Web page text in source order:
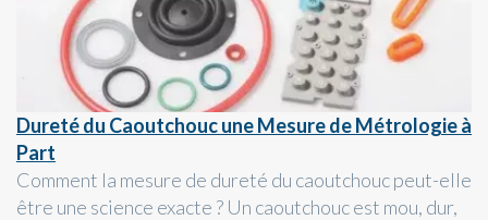
Dureté du Caoutchouc une Mesure de Métrologie à
Part
Comment la mesure de dureté du caoutchouc peut-elle
être une science exacte ? Un caoutchouc est mou, dur,